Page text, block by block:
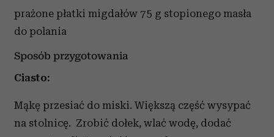
prażone płatki migdałów 75 g stopionego masła
do polania
Sposób przygotowania
Ciasto:
Mąkę przesiać do miski. Większą część wysypać
na stolnicę. Zrobić dołek, wlać wodę, dodać